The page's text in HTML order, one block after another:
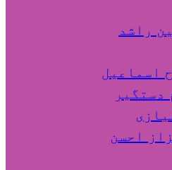
راشد
اسماعیل
دستگیر
احسن